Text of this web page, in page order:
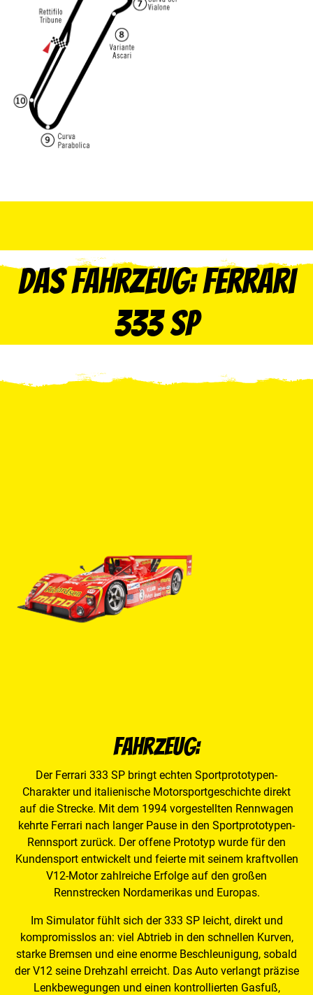
Das Fahrzeug: Ferrari
333 SP
Fahrzeug:
Der Ferrari 333 SP bringt echten Sportprototypen-
Charakter und italienische Motorsportgeschichte direkt
auf die Strecke. Mit dem 1994 vorgestellten Rennwagen
kehrte Ferrari nach langer Pause in den Sportprototypen-
Rennsport zurück. Der offene Prototyp wurde für den
Kundensport entwickelt und feierte mit seinem kraftvollen
V12-Motor zahlreiche Erfolge auf den großen
Rennstrecken Nordamerikas und Europas.
Im Simulator fühlt sich der 333 SP leicht, direkt und
kompromisslos an: viel Abtrieb in den schnellen Kurven,
starke Bremsen und eine enorme Beschleunigung, sobald
der V12 seine Drehzahl erreicht. Das Auto verlangt präzise
Lenkbewegungen und einen kontrollierten Gasfuß,